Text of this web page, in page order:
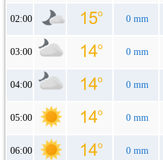
02:00 0 mm
03:00 0 mm
04:00 0 mm
05:00 0 mm
06:00 0 mm